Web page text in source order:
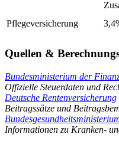
Pflegeversicherung
Quellen &
Bundesministerium der
Offizielle Steuerdaten und
Deutsche Rentenversicherung
Beitragssätze und
Informationen zu Kranken-